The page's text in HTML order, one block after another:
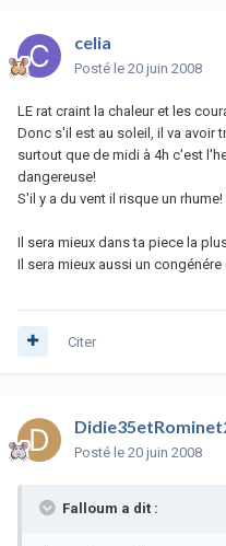
celia
Posté le 20 juin 2008
LE rat craint la chaleur et les
Donc s'il est au soleil, il va avoir
surtout que de midi à 4h c'est
dangereuse!
S'il y a du vent il risque un rhume!
Il sera mieux dans ta piece la
Il sera mieux aussi un
Citer
Posté le 20 juin 2008
Falloum a dit :